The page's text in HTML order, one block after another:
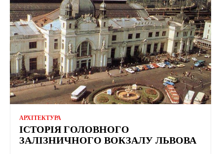
АРХІТЕКТУРА
ІСТОРІЯ ГОЛОВНОГО
ЗАЛІЗНИЧНОГО ВОКЗАЛУ ЛЬВОВА